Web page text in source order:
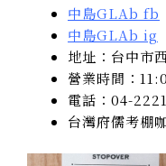
中島GLAb fb
中島GLAb ig
地址：台中市
營業時間：
電話：04-
台灣府儒考棚